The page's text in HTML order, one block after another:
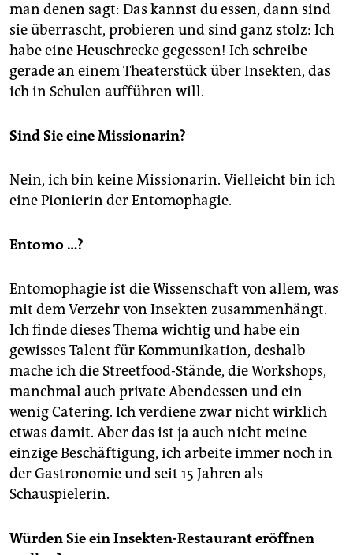
man denen sagt: Das kannst du essen, dann sind
sie überrascht, probieren und sind ganz stolz: Ich
habe eine Heuschrecke gegessen! Ich schreibe
gerade an einem Theaterstück über Insekten, das
ich in Schulen aufführen will.
Sind Sie eine Missionarin?
Nein, ich bin keine Missionarin. Vielleicht bin ich
eine Pionierin der Entomophagie.
Entomo …?
Entomophagie ist die Wissenschaft von allem, was
mit dem Verzehr von Insekten zusammenhängt.
Ich finde dieses Thema wichtig und habe ein
gewisses Talent für Kommunikation, deshalb
mache ich die Streetfood-Stände, die Workshops,
manchmal auch private Abendessen und ein
wenig Catering. Ich verdiene zwar nicht wirklich
etwas damit. Aber das ist ja auch nicht meine
einzige Beschäftigung, ich arbeite immer noch in
der Gastronomie und seit 15 Jahren als
Schauspielerin.
Würden Sie ein Insekten-Restaurant eröffnen